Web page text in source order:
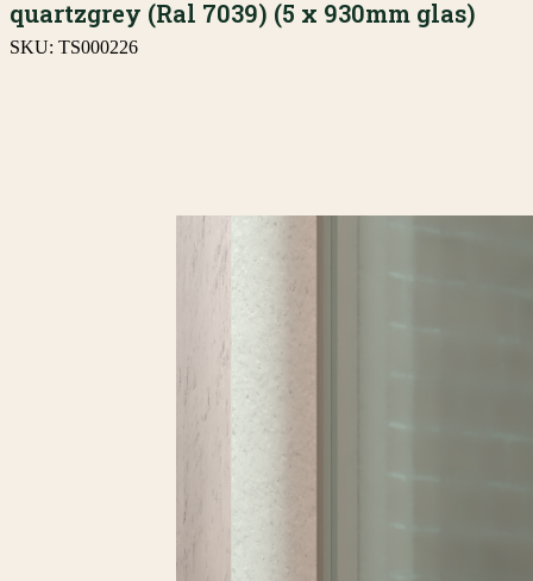
quartzgrey (Ral 7039) (5 x 930mm glas)
SKU: TS000226